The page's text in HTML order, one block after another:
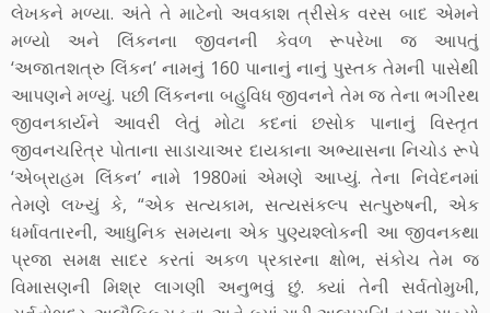
લેખકને મળ્યા. અંતે તે માટેનો અવકાશ ત્રીસેક વરસ બાદ એમને
મળ્યો અને લિંકનના જીવનની કેવળ રૂપરેખા જ આપતું
‘અજાતશત્રુ લિંકન’ નામનું 160 પાનાનું નાનું પુસ્તક તેમની પાસેથી
આપણને મળ્યું. પછી લિંકનના બહુવિધ જીવનને તેમ જ તેના ભગીરથ
જીવનકાર્યને આવરી લેતું મોટા કદનાં છસોક પાનાનું વિસ્તૃત
જીવનચરિત્ર પોતાના સાડાચાઅર દાયકાના અભ્યાસના નિચોડ રૂપે
‘એબ્રાહમ લિંકન’ નામે 1980માં એમણે આપ્યું. તેના નિવેદનમાં
તેમણે લખ્યું કે, “એક સત્યકામ, સત્યસંકલ્પ સત્પુરુષની, એક
ધર્માવતારની, આધુનિક સમયના એક પુણ્યશ્લોકની આ જીવનકથા
પ્રજા સમક્ષ સાદર કરતાં અકળ પ્રકારના ક્ષોભ, સંકોચ તેમ જ
વિમાસણની મિશ્ર લાગણી અનુભવું છું. ક્યાં તેની સર્વતોમુખી,